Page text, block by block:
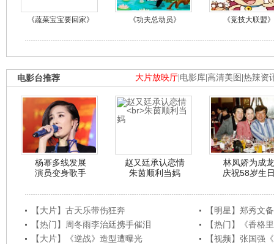
《蔬菜宝宝要回家》 《功夫总动员》 《竞技大联盟》
大片放映厅 电影库 高清美图 热辣资
电影台推荐
杨幂多线发展
演员变身歌手
赵又廷承认恋情
朱茵顺利当妈
林凤娇为成龙
庆祝58岁生
【大片】古天乐带伤狂奔
【明星】郑秀文
【热门】周冬雨李治廷携手催泪
【热门】《香格
【大片】《逆战》造型遭曝光
【视频】张国强